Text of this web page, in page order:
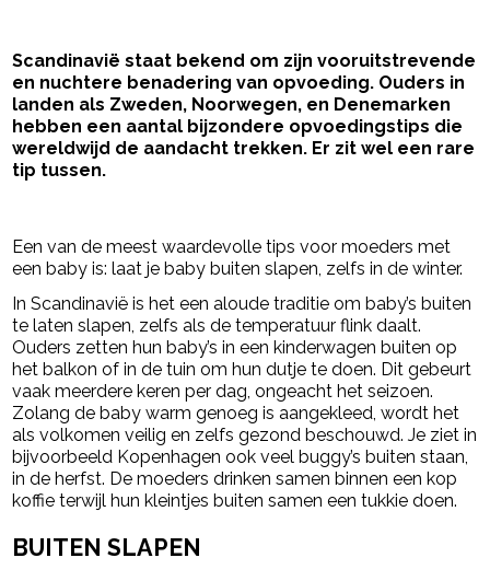
Scandinavië staat bekend om zijn vooruitstrevende
en nuchtere benadering van opvoeding. Ouders in
landen als Zweden, Noorwegen, en Denemarken
hebben een aantal bijzondere opvoedingstips die
wereldwijd de aandacht trekken. Er zit wel een rare
tip tussen.
Een van de meest waardevolle tips voor moeders met
een baby is: laat je baby buiten slapen, zelfs in de winter.
In Scandinavië is het een aloude traditie om baby’s buiten
te laten slapen, zelfs als de temperatuur flink daalt.
Ouders zetten hun baby’s in een kinderwagen buiten op
het balkon of in de tuin om hun dutje te doen. Dit gebeurt
vaak meerdere keren per dag, ongeacht het seizoen.
Zolang de baby warm genoeg is aangekleed, wordt het
als volkomen veilig en zelfs gezond beschouwd. Je ziet in
bijvoorbeeld Kopenhagen ook veel buggy’s buiten staan,
in de herfst. De moeders drinken samen binnen een kop
koffie terwijl hun kleintjes buiten samen een tukkie doen.
BUITEN SLAPEN